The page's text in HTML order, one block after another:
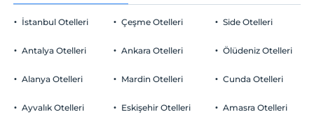
Ücretsiz Özel Otopark
Yiyecek & İçecek
Çocuklar
2 yaşına kadar olan bebekler ücretsizdir.
İstanbul Otelleri
Antalya Otelleri
Alanya Otelleri
Ayvalık Otelleri
Çeşme Otelleri
Ankara Otelleri
Mardin Otelleri
Eskişehir Otelleri
Side Otelleri
Ölüdeniz Otelleri
Cunda Otelleri
Amasra Otelleri